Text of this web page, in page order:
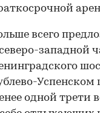
всего
западной
Успенском
одной трети